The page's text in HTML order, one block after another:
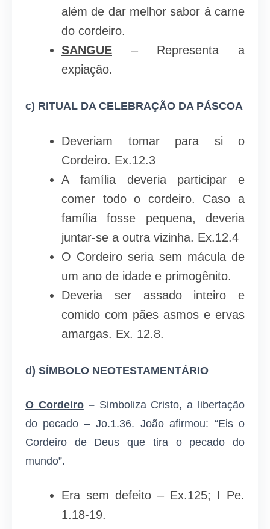
além de dar melhor sabor á carne
do cordeiro.
SANGUE
– Representa a
expiação.
c) RITUAL DA CELEBRAÇÃO DA PÁSCOA
Deveriam tomar para si o
Cordeiro. Ex.12.3
A família deveria participar e
comer todo o cordeiro. Caso a
família fosse pequena, deveria
juntar-se a outra vizinha. Ex.12.4
O Cordeiro seria sem mácula de
um ano de idade e primogênito.
Deveria ser assado inteiro e
comido com pães asmos e ervas
amargas. Ex. 12.8.
d) SÍMBOLO NEOTESTAMENTÁRIO
O Cordeiro– Simboliza Cristo, a libertação
do pecado – Jo.1.36. João afirmou: “Eis o
Cordeiro de Deus que tira o pecado do
mundo”.
Era sem defeito – Ex.125; I Pe.
1.18-19.